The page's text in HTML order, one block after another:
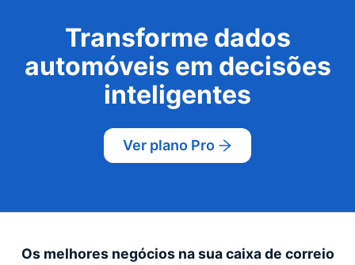
Transforme dados
automóveis em decisões
inteligentes
Ver plano Pro
Os melhores negócios na sua caixa de correio